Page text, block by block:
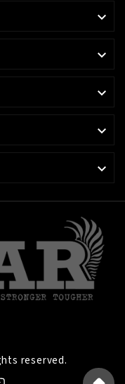





reserved.